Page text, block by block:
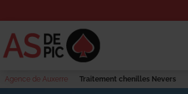
Agence de Auxerre Traitement chenilles Nevers